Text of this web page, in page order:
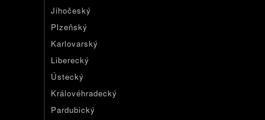
Jihočeský
Plzeňský
Karlovarský
Liberecký
Ústecký
Královéhradecký
Pardubický